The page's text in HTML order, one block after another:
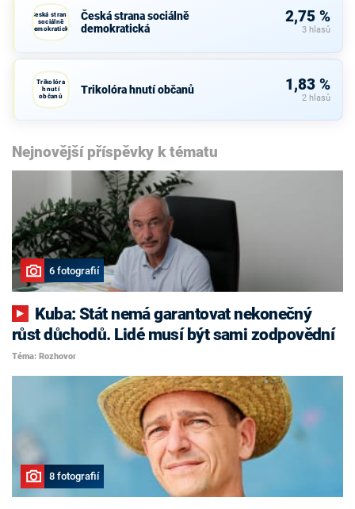
Česká strana
sociálně
demokratická
Česká strana sociálně
demokratická
2,75 %
3 hlasů
Trikolóra
hnutí
občanů
Trikolóra hnutí občanů 1,83 %
2 hlasů
Nejnovější příspěvky k tématu
6 fotografií
růst důchodů. Lidé musí být sami zodpovědní
Téma: Rozhovor
8 fotografií